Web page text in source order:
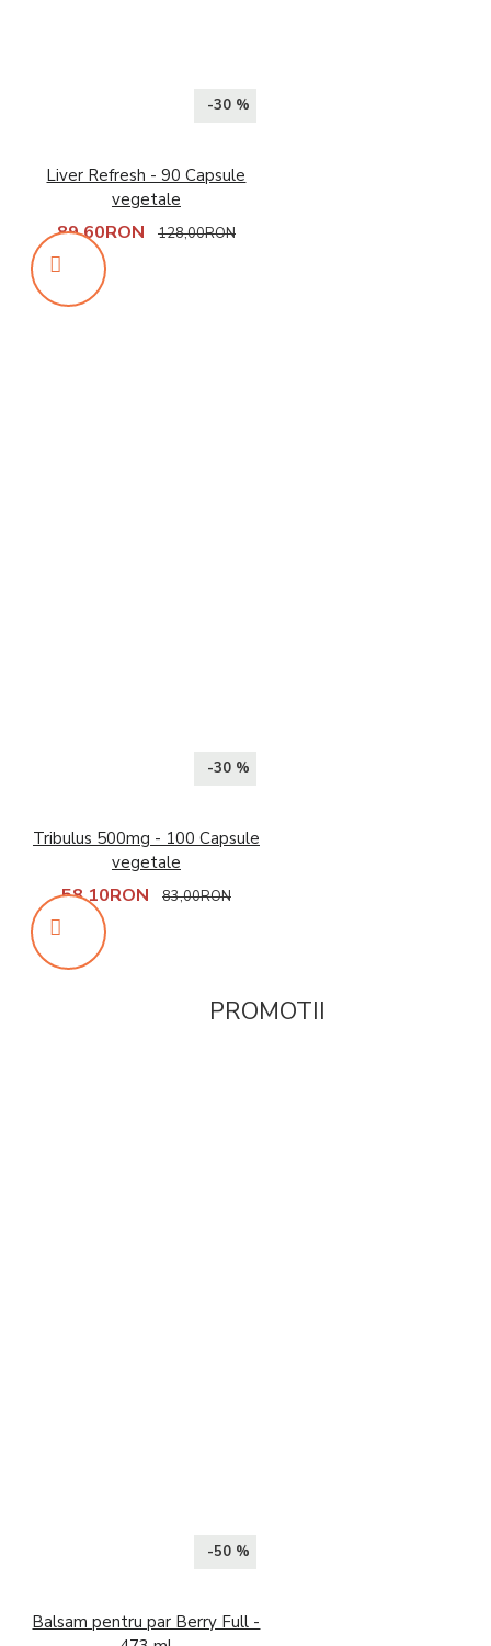
-30 %
Liver Refresh - 90 Capsule
vegetale
89,60RON 128,00RON
-30 %
Tribulus 500mg - 100 Capsule
vegetale
58,10RON 83,00RON
PROMOTII
-50 %
Balsam pentru par Berry Full -